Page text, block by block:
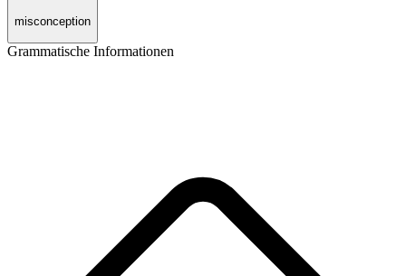
misconception
Grammatische Informationen